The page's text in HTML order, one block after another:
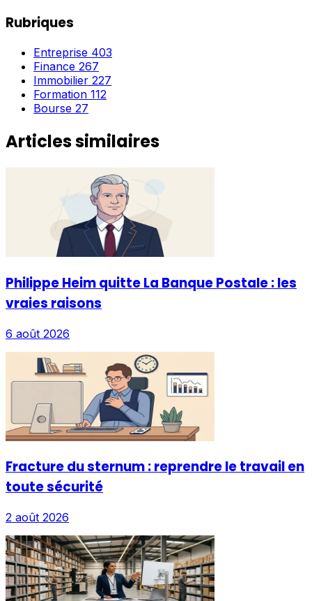
Rubriques
Entreprise 403
Finance 267
Immobilier 227
Formation 112
Bourse 27
Articles similaires
Philippe Heim quitte La Banque Postale : les
vraies raisons
6 août 2026
Fracture du sternum : reprendre le travail en
toute sécurité
2 août 2026